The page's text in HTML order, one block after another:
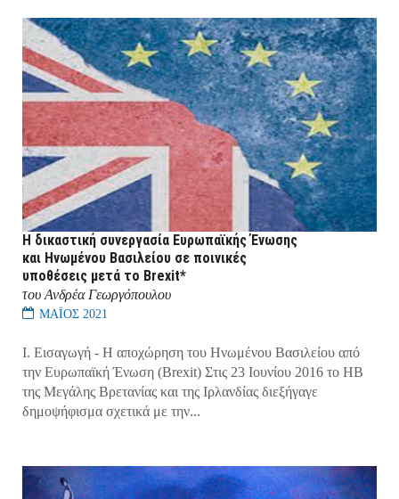
Η δικαστική συνεργασία Ευρωπαϊκής Ένωσης
και Ηνωμένου Βασιλείου σε ποινικές
υποθέσεις μετά το Brexit*
του Ανδρέα Γεωργόπουλου
ΜΑΪΟΣ 2021
Ι. Εισαγωγή - Η αποχώρηση του Ηνωμένου Βασιλείου από
την Ευρωπαϊκή Ένωση (Brexit) Στις 23 Ιουνίου 2016 το ΗΒ
της Μεγάλης Βρετανίας και της Ιρλανδίας διεξήγαγε
δημοψήφισμα σχετικά με την...